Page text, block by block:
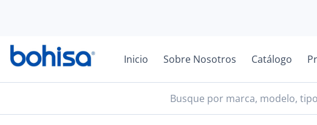
Inicio Sobre Nosotros Catálogo